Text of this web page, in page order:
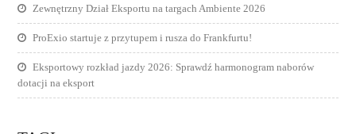
Zewnętrzny Dział Eksportu na targach Ambiente 2026
ProExio startuje z przytupem i rusza do Frankfurtu!
Eksportowy rozkład jazdy 2026: Sprawdź harmonogram naborów
dotacji na eksport